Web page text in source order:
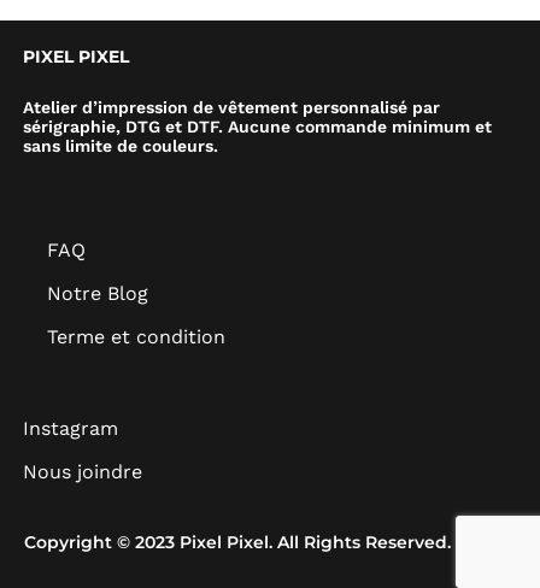
PIXEL PIXEL
Atelier d’impression de vêtement personnalisé par
sérigraphie, DTG et DTF. Aucune commande minimum et
sans limite de couleurs.
FAQ
Notre Blog
Terme et condition
Instagram
Nous joindre
Copyright © 2023 Pixel Pixel. All Rights Reserved.